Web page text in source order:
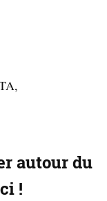
autour du
!